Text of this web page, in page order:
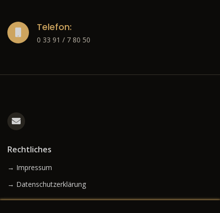
Telefon:
0 33 91 / 7 80 50
Rechtliches
→ Impressum
→ Datenschutzerklärung